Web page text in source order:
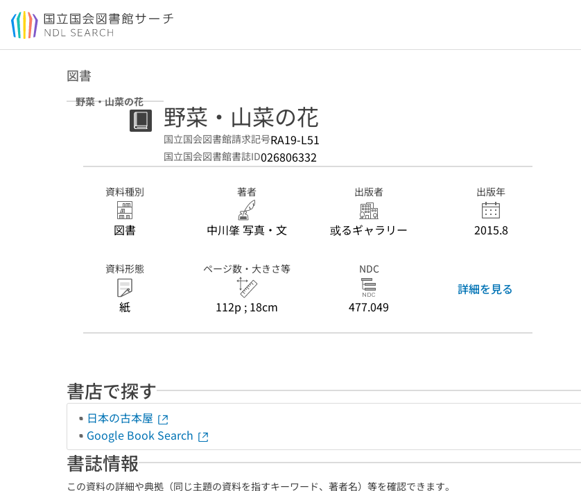
本文へ移動
図書
野菜・山菜の花 野菜・山菜の花
国立国会図書館請求記号RA19-L51
国立国会図書館書誌ID026806332
資料種別
図書
著者
中川肇 写真・文
出版者
或るギャラリー
出版年
2015.8
資料形態
紙
ページ数・大きさ等
112p ; 18cm
NDC
477.049
詳細を見る
書店で探す
日本の古本屋
Google Book Search
書誌情報
この資料の詳細や典拠（同じ主題の資料を指すキーワード、著者名）等を確認できます。